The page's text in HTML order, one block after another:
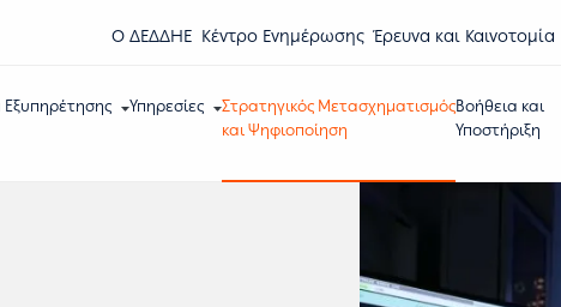
Ο ΔΕΔΔΗΕ Κέντρο Eνημέρωσης Έρευνα και Καινοτομία
Εξυπηρέτησης Υπηρεσίες
Στρατηγικός Μετασχηματισμός
και Ψηφιοποίηση
Βοήθεια και
Υποστήριξη